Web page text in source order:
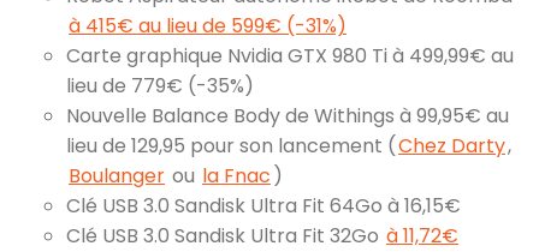
à 415€ au lieu de 599€ (-31%)
Carte graphique Nvidia GTX 980 Ti à 499,99€ au
lieu de 779€ (-35%)
Nouvelle Balance Body de Withings à 99,95€ au
lieu de 129,95 pour son lancement (Chez Darty,
Boulanger ou la Fnac )
Clé USB 3.0 Sandisk Ultra Fit 64Go à 16,15€
Clé USB 3.0 Sandisk Ultra Fit 32Go à 11,72€